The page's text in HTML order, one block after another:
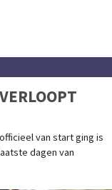
van start ging is
dagen van